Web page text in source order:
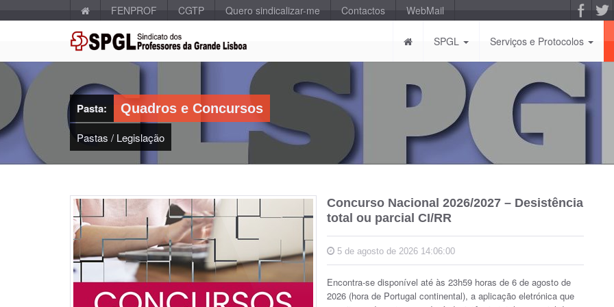
FENPROF CGTP Quero sindicalizar-me Contactos WebMail
SPGL Serviços e Protocolos
Pasta: Quadros e Concursos
Pastas / Legislação
Concurso Nacional 2026/2027 – Desistência
total ou parcial CI/RR
5 de agosto de 2026 14:06:00
Encontra-se disponível até às 23h59 horas de 6 de agosto de
2026 (hora de Portugal continental), a aplicação eletrónica que